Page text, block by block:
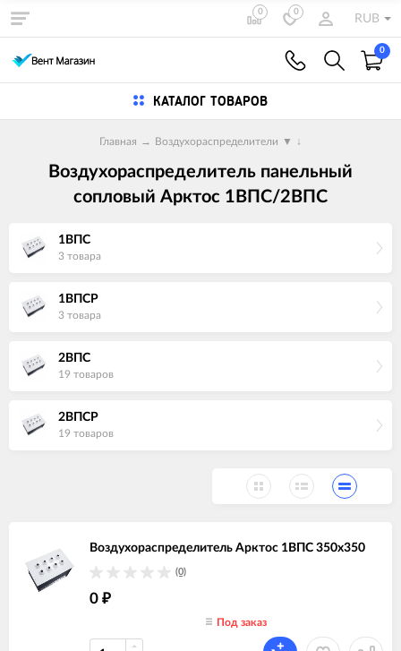
0 0
RUB
0
КАТАЛОГ ТОВАРОВ
Главная → Воздухораспределители ▼ ↓
Воздухораспределитель панельный
сопловый Арктос 1ВПС/2ВПС
1ВПС
3 товара
1ВПСР
3 товара
2ВПС
19 товаров
2ВПСР
19 товаров
Воздухораспределитель Арктос 1ВПС 350х350
(0)
0 ₽
Под заказ